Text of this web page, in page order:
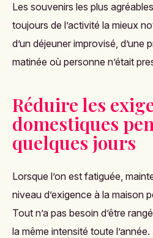
Les souvenirs les plus
toujours de l’activité la mieux
d’un déjeuner improvisé, d’une
matinée où personne n’était
Réduire les
domestiques
quelques jours
Lorsque l’on est fatiguée,
niveau d’exigence à la maison
Tout n’a pas besoin d’être
la même intensité toute l’année.